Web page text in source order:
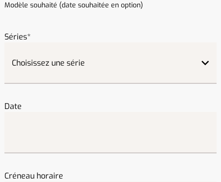
Modèle souhaité (date souhaitée en option)
Séries
Date
Créneau horaire